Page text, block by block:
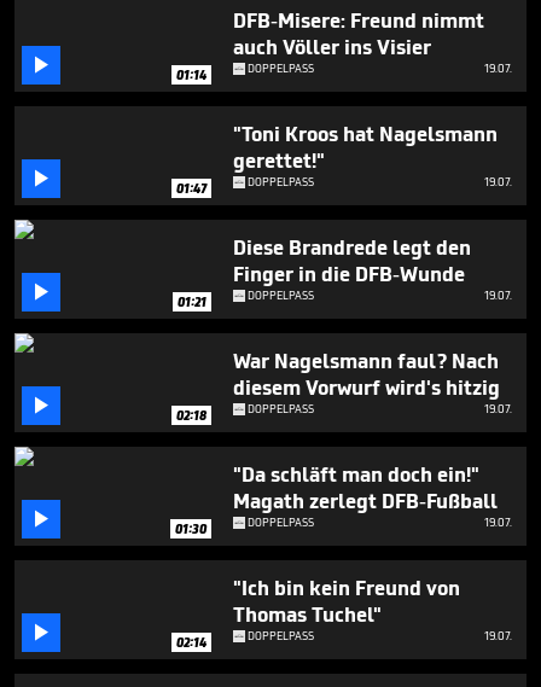
 01:14
DFB-Misere: Freund nimmt
auch Völler ins Visier
DOPPELPASS 19.07.
 01:47
"Toni Kroos hat Nagelsmann
gerettet!"
DOPPELPASS 19.07.
 01:21
Diese Brandrede legt den
Finger in die DFB-Wunde
DOPPELPASS 19.07.
 02:18
War Nagelsmann faul? Nach
diesem Vorwurf wird's hitzig
DOPPELPASS 19.07.
 01:30
"Da schläft man doch ein!"
Magath zerlegt DFB-Fußball
DOPPELPASS 19.07.
 02:14
"Ich bin kein Freund von
Thomas Tuchel"
DOPPELPASS 19.07.